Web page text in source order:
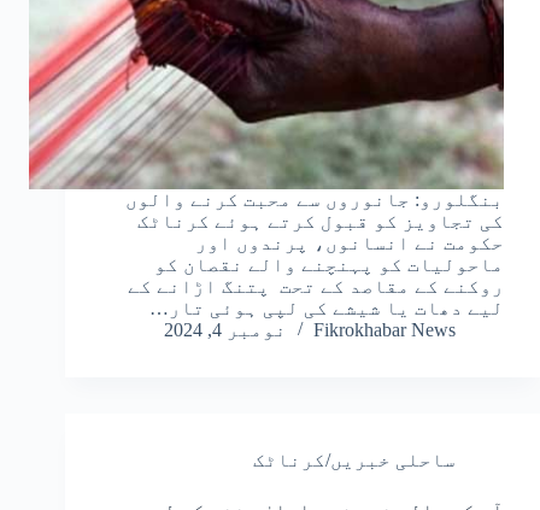
بنگلورو: جانوروں سے محبت کرنے والوں
کی تجاویز کو قبول کرتے ہوئے کرناٹک
حکومت نے انسانوں، پرندوں اور
ماحولیات کو پہنچنے والے نقصان کو
روکنے کے مقاصد کے تحت پتنگ اڑانے کے
لیے دھات یا شیشے کی لپی ہوئی تار…
Fikrokhabar News
نومبر 4, 2024
ساحلی خبریں/کرناٹک